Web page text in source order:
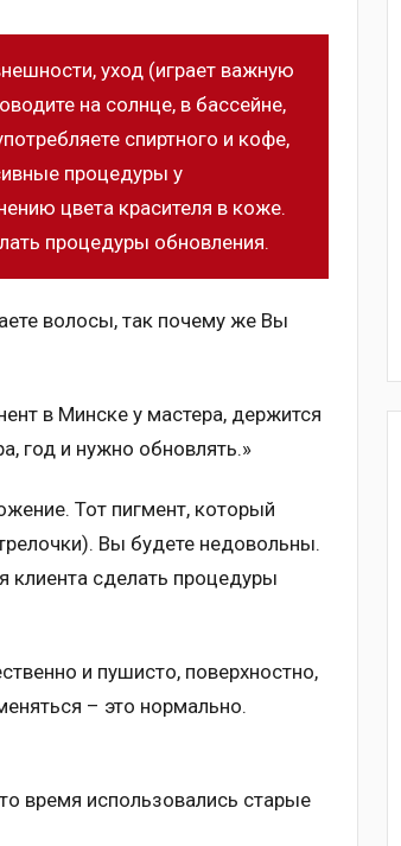
уход (играет важную
на солнце, в бассейне,
спиртного и кофе,
процедуры у
цвета красителя в коже.
процедуры обновления.
волосы, так почему же Вы
в Минске у мастера, держится
год и нужно обновлять.»
Тот пигмент, который
Вы будете недовольны.
клиента сделать процедуры
и пушисто, поверхностно,
– это нормально.
время использовались старые